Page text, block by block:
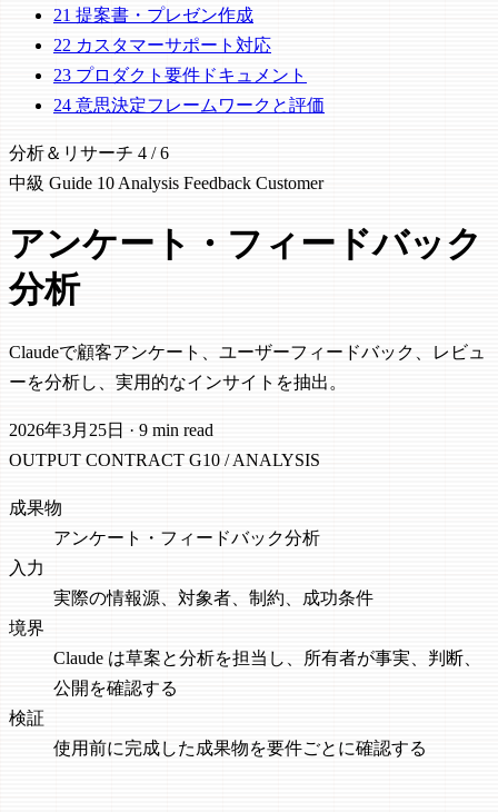
21 提案書・プレゼン作成
22 カスタマーサポート対応
23 プロダクト要件ドキュメント
24 意思決定フレームワークと評価
分析＆リサーチ 4 / 6
中級 Guide 10 Analysis Feedback Customer
アンケート・フィードバック
分析
Claudeで顧客アンケート、ユーザーフィードバック、レビュ
ーを分析し、実用的なインサイトを抽出。
2026年3月25日 · 9 min read
OUTPUT CONTRACT G10 / ANALYSIS
成果物
アンケート・フィードバック分析
入力
実際の情報源、対象者、制約、成功条件
境界
Claude は草案と分析を担当し、所有者が事実、判断、
公開を確認する
検証
使用前に完成した成果物を要件ごとに確認する